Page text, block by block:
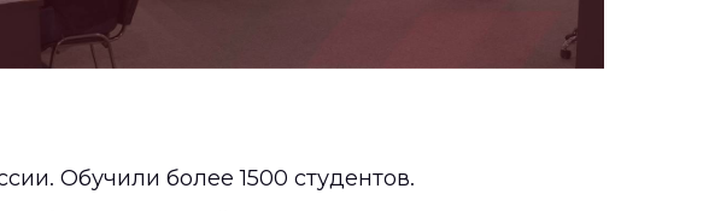
Обучили более 1500 студентов.